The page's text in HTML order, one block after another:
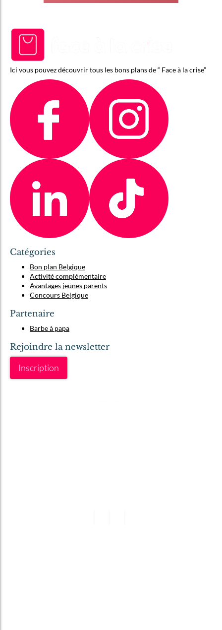
Ici vous pouvez découvrir tous les bons plans de “ Face à la crise”
Catégories
Bon plan Belgique
Activité complémentaire
Avantages jeunes parents
Concours Belgique
Partenaire
Barbe à papa
Rejoindre la newsletter
Inscription